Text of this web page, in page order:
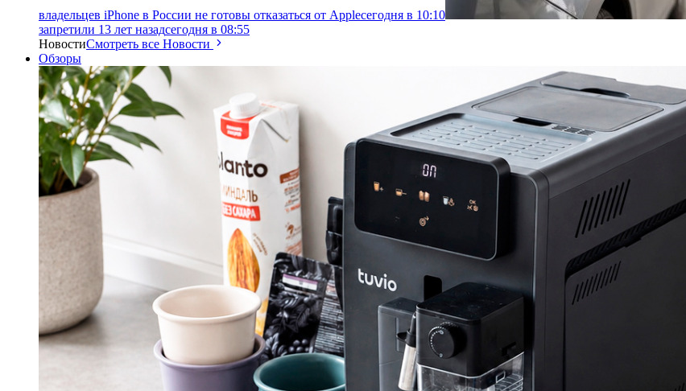
владельцев iPhone в России не готовы отказаться от Appleсегодня в 10:10
запретили 13 лет назадсегодня в 08:55
НовостиСмотреть все Новости
Обзоры